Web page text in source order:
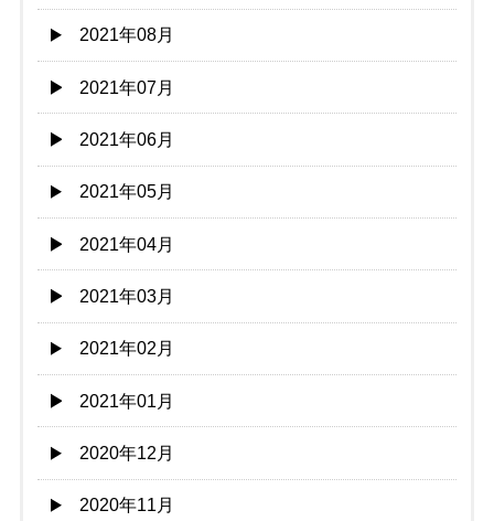
2021年08月
2021年07月
2021年06月
2021年05月
2021年04月
2021年03月
2021年02月
2021年01月
2020年12月
2020年11月